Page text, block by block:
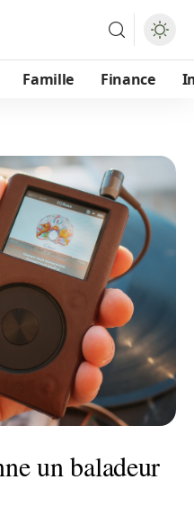
Famille Finance
un baladeur